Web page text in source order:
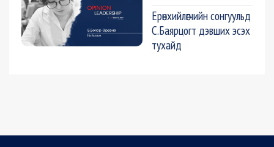
Ерөнхийлөгчийн сонгуульд
С.Баярцогт дэвших эсэх
тухайд